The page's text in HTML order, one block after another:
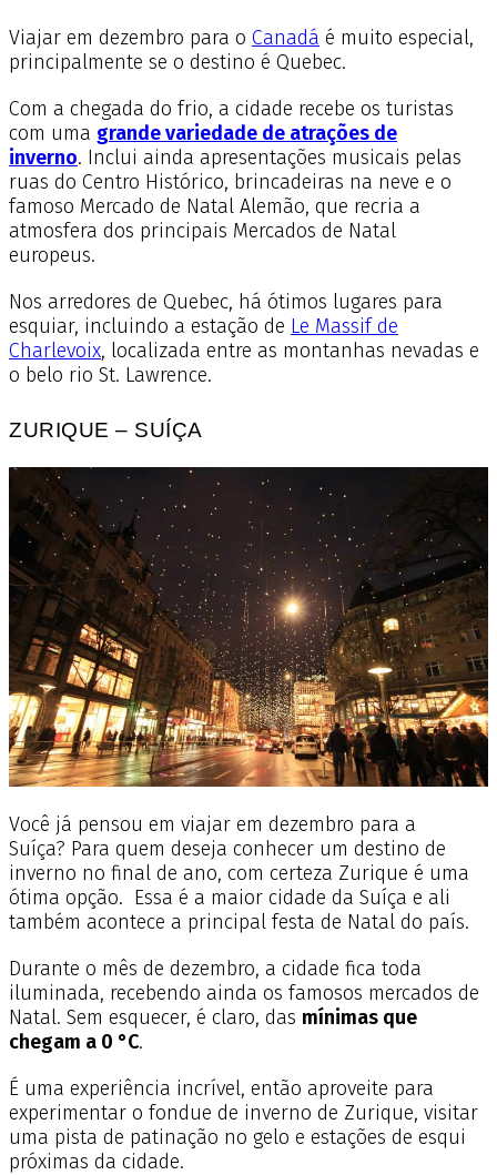
Viajar em dezembro para o Canadá é muito especial,
principalmente se o destino é Quebec.
Com a chegada do frio, a cidade recebe os turistas
com uma grande variedade de atrações de
inverno. Inclui ainda apresentações musicais pelas
ruas do Centro Histórico, brincadeiras na neve e o
famoso Mercado de Natal Alemão, que recria a
atmosfera dos principais Mercados de Natal
europeus.
Nos arredores de Quebec, há ótimos lugares para
esquiar, incluindo a estação de Le Massif de
Charlevoix, localizada entre as montanhas nevadas e
o belo rio St. Lawrence.
ZURIQUE – SUÍÇA
Você já pensou em viajar em dezembro para a
Suíça? Para quem deseja conhecer um destino de
inverno no final de ano, com certeza Zurique é uma
ótima opção. Essa é a maior cidade da Suíça e ali
também acontece a principal festa de Natal do país.
Durante o mês de dezembro, a cidade fica toda
iluminada, recebendo ainda os famosos mercados de
Natal. Sem esquecer, é claro, das mínimas que
chegam a 0 °C.
É uma experiência incrível, então aproveite para
experimentar o fondue de inverno de Zurique, visitar
uma pista de patinação no gelo e estações de esqui
próximas da cidade.